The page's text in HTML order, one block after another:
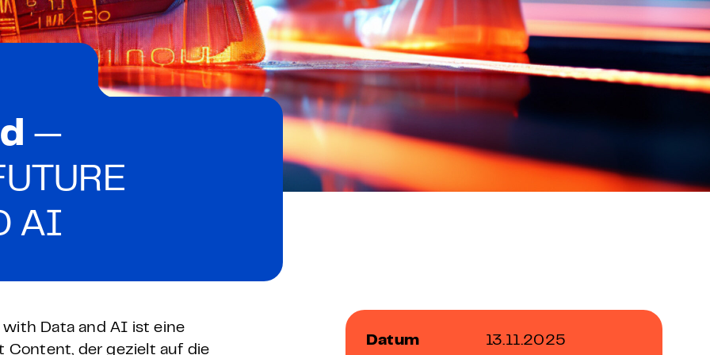
Wirtschaftspolitische Agenda
FAQ Zertifizierung
& KI-Anwendung
– E-Learning
Karriere
—
AI
with Data and AI ist eine
Content, der gezielt auf die
Datum 13.11.2025